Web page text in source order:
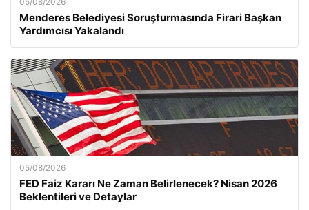
Menderes Belediyesi Soruşturmasında Firari Başkan
Yardımcısı Yakalandı
05/08/2026
FED Faiz Kararı Ne Zaman Belirlenecek? Nisan 2026
Beklentileri ve Detaylar